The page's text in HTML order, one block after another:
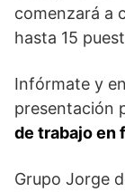
comenzará a
hasta 15
Infórmate y
presentación
de trabajo en
Grupo Jorge